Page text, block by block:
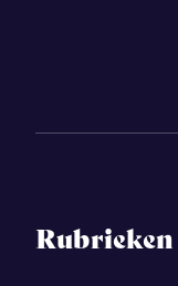
Rubrieken